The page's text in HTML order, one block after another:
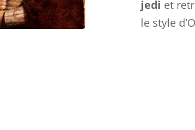
jedi et
le style